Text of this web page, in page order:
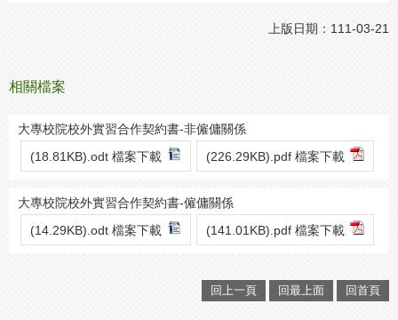
上版日期：111-03-21
相關檔案
大專校院校外實習合作契約書-非僱傭關係
(18.81KB).odt 檔案下載
(226.29KB).pdf 檔案下載
大專校院校外實習合作契約書-僱傭關係
(14.29KB).odt 檔案下載
(141.01KB).pdf 檔案下載
回上一頁 回最上面 回首頁